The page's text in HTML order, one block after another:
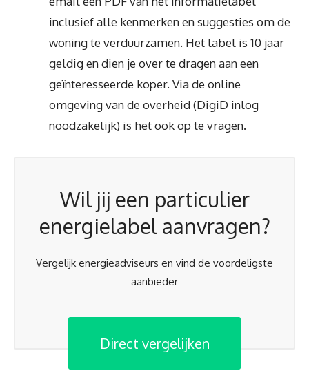
inclusief alle kenmerken en suggesties om de
woning te verduurzamen. Het label is 10 jaar
geldig en dien je over te dragen aan een
geïnteresseerde koper. Via de online
omgeving van de overheid (DigiD inlog
noodzakelijk) is het ook op te vragen.
Wil jij een particulier
energielabel aanvragen?
Vergelijk energieadviseurs en vind de voordeligste
aanbieder
Direct vergelijken